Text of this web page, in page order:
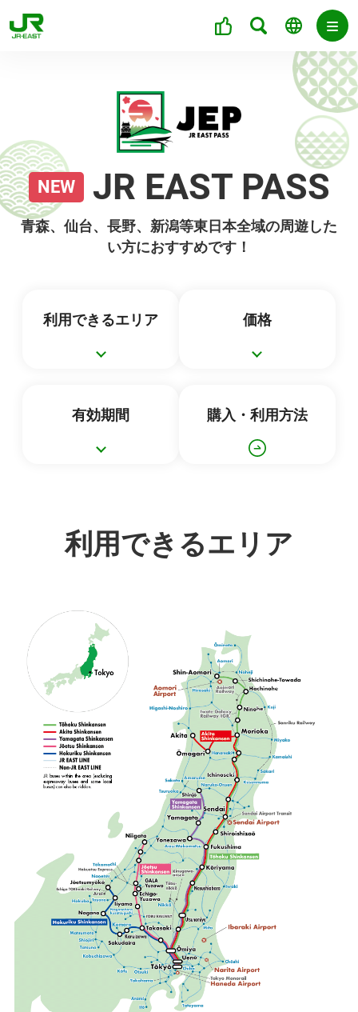
NEW JR EAST PASS
青森、仙台、長野、新潟等東日本全域の周遊した
い方におすすめです！
利用できるエリア 価格
有効期間 購入・利用方法
利用できるエリア